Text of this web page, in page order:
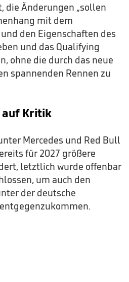
die Änderungen „sollen
mit dem
den Eigenschaften des
und das Qualifying
ohne die durch das neue
spannenden Rennen zu
auf Kritik
Mercedes und Red Bull
für 2027 größere
letztlich wurde offenbar
um auch den
der deutsche